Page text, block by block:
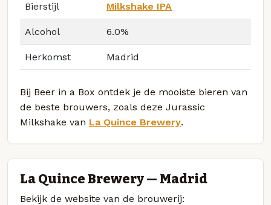
Bierstijl Milkshake IPA
Alcohol 6.0%
Herkomst Madrid
Bij Beer in a Box ontdek je de mooiste bieren van
de beste brouwers, zoals deze Jurassic
Milkshake van La Quince Brewery.
La Quince Brewery — Madrid
Bekijk de website van de brouwerij: